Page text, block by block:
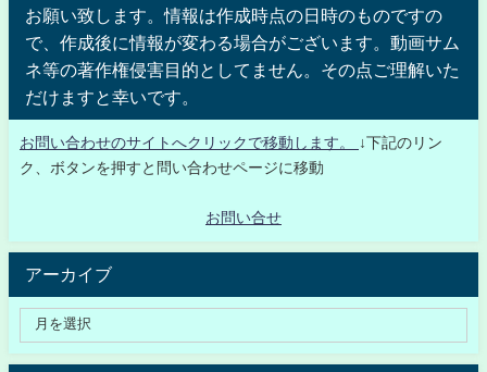
お願い致します。情報は作成時点の日時のものですの
で、作成後に情報が変わる場合がございます。動画サム
ネ等の著作権侵害目的としてません。その点ご理解いた
だけますと幸いです。
お問い合わせのサイトへクリックで移動します。
↓下記のリン
ク、ボタンを押すと問い合わせページに移動
お問い合せ
アーカイブ